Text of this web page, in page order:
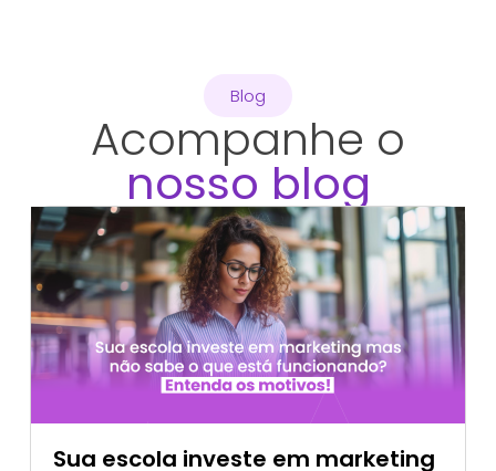
Blog
Acompanhe o
nosso blog
Sua escola investe em marketing